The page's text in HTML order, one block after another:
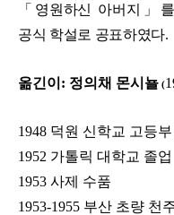
「영원하신 아버지」
공식 학설로 공표하였다. ​
옮긴이: 정의채 몬시뇰 (
1948 덕원 신학교 고등
1952 가톨릭 대학교 졸업
1953 사제 수품
1953-1955 부산 초량 천